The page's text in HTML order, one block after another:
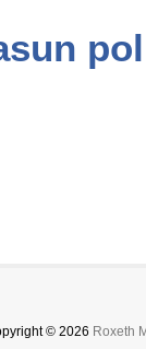
© 2026 Roxeth